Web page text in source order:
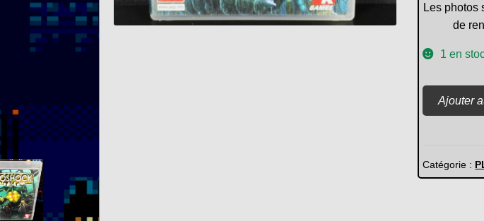
Les photos
de
1 en
de
Ajouter
Catégorie :